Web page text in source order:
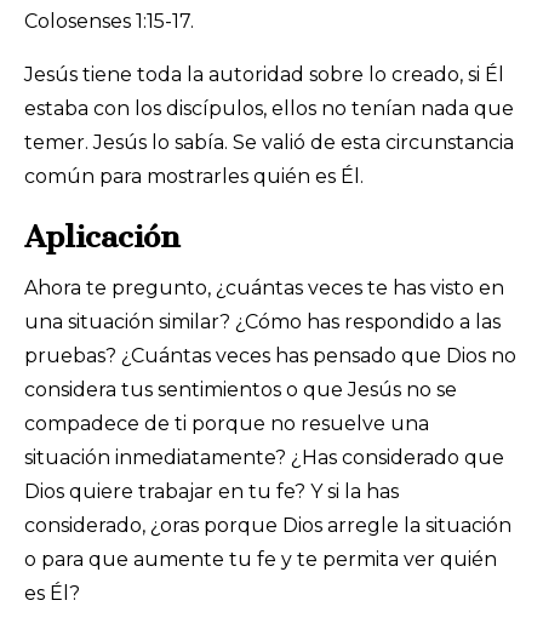
Colosenses 1:15-17.
Jesús tiene toda la autoridad sobre lo creado, si Él
estaba con los discípulos, ellos no tenían nada que
temer. Jesús lo sabía. Se valió de esta circunstancia
común para mostrarles quién es Él.
Aplicación
Ahora te pregunto, ¿cuántas veces te has visto en
una situación similar? ¿Cómo has respondido a las
pruebas? ¿Cuántas veces has pensado que Dios no
considera tus sentimientos o que Jesús no se
compadece de ti porque no resuelve una
situación inmediatamente? ¿Has considerado que
Dios quiere trabajar en tu fe? Y si la has
considerado, ¿oras porque Dios arregle la situación
o para que aumente tu fe y te permita ver quién
es Él?